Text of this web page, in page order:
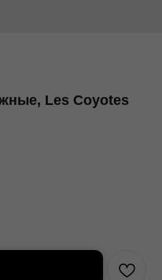
Les Coyotes